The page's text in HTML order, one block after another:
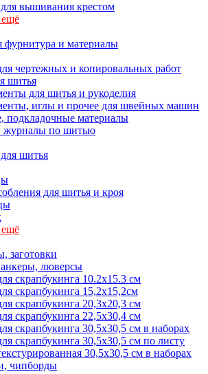
вышивания крестом
фурнитура и материалы
чертежных и копировальных работ
шитья
для шитья и рукоделия
иглы и прочее для швейных машин
подкладочные материалы
журналы по шитью
шитья
для шитья и кроя
заготовки
люверсы
скрапбукинга 10.2х15.3 см
скрапбукинга 15,2х15,2см
скрапбукинга 20,3х20,3 см
скрапбукинга 22,5х30,4 см
скрапбукинга 30,5х30,5 см в наборах
скрапбукинга 30,5х30,5 см по листу
30,5х30,5 см в наборах
чипборды